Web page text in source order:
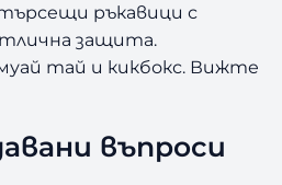
ръкавици с
защита.
тай и кикбокс. Вижте
въпроси